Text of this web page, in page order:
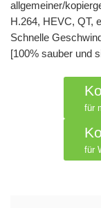
allgemeiner/
H.264, HEVC, QT,
Schnelle
[100% sauber und
für
für